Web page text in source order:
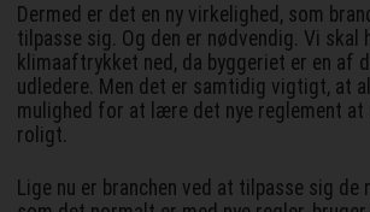
Dermed er det en ny virkelighed, som
tilpasse sig. Og den er nødvendig. Vi skal
klimaaftrykket ned, da byggeriet er en af
udledere. Men det er samtidig vigtigt, at
mulighed for at lære det nye reglement at
roligt.
Lige nu er branchen ved at tilpasse sig de